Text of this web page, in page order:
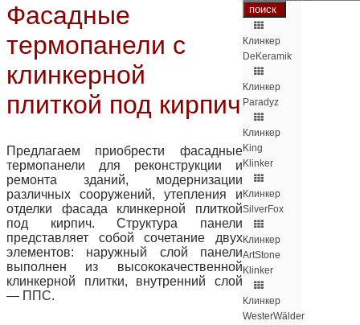
Клинкер
DeKeramik
Клинкер
Paradyz
Клинкер
King
Klinker
Клинкер
SilverFox
Клинкер
ArtStone
Klinker
Клинкер
WesterWälder
Фасадные
термопанели с
клинкерной
плиткой под кирпич
Предлагаем приобрести фасадные
термопанели для реконструкции и
ремонта зданий, модернизации
различных сооружений, утепления и
отделки фасада клинкерной плиткой
под кирпич. Структура панели
представляет собой сочетание двух
элементов: наружный слой панели
выполнен из высококачественной
клинкерной плитки, внутренний слой
— ППС.